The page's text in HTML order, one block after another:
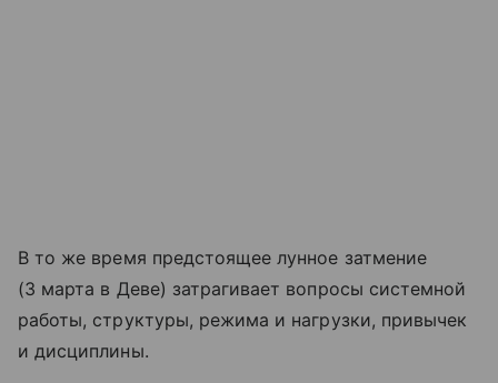
В то же время предстоящее лунное затмение
(3 марта в Деве) затрагивает вопросы системной
работы, структуры, режима и нагрузки, привычек
и дисциплины.